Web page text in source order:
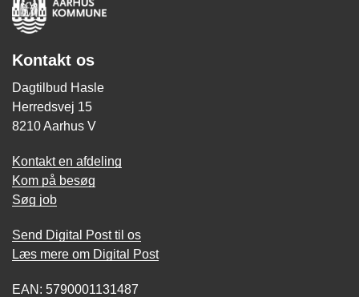
Kontakt os
Dagtilbud Hasle
Herredsvej 15
8210 Aarhus V
Kontakt en afdeling
Kom på besøg
Søg job
Send Digital Post til os
Læs mere om Digital Post
EAN: 5790001131487